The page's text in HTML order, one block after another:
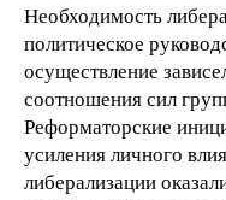
Необходимость
политическое
осуществление
соотношения сил
Реформаторские
усиления личного
либерализации